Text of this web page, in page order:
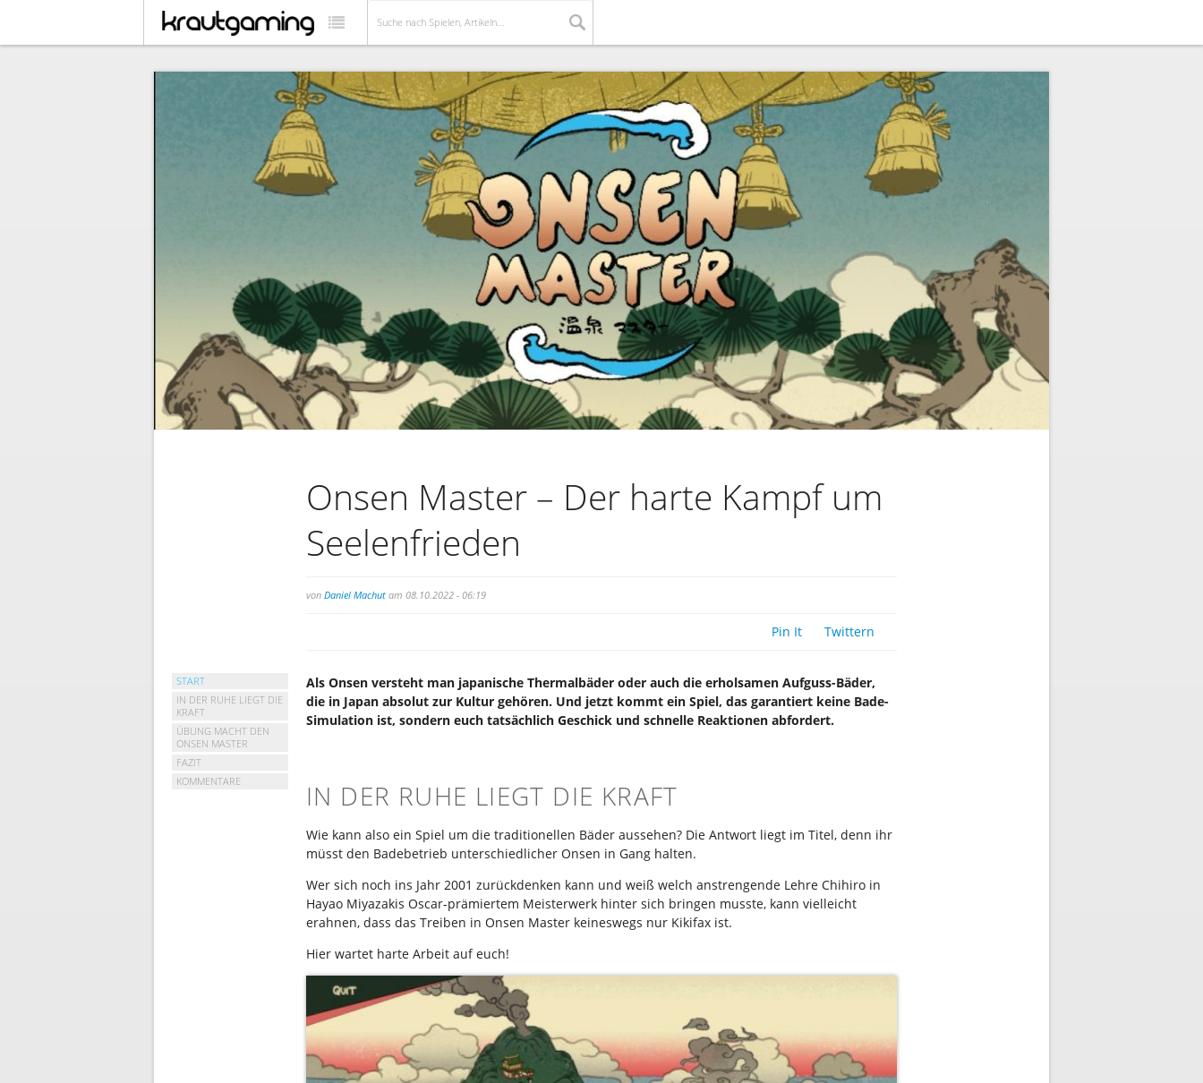
Onsen Master – Der harte Kampf um
Seelenfrieden
von Daniel Machut am 08.10.2022 - 06:19
Twittern
Pin It
START
IN DER RUHE LIEGT DIE
KRAFT
ÜBUNG MACHT DEN
ONSEN MASTER
FAZIT
KOMMENTARE
Als Onsen versteht man japanische Thermalbäder oder auch die erholsamen Aufguss-Bäder,
die in Japan absolut zur Kultur gehören. Und jetzt kommt ein Spiel, das garantiert keine Bade-
Simulation ist, sondern euch tatsächlich Geschick und schnelle Reaktionen abfordert.
IN DER RUHE LIEGT DIE KRAFT
Wie kann also ein Spiel um die traditionellen Bäder aussehen? Die Antwort liegt im Titel, denn ihr
müsst den Badebetrieb unterschiedlicher Onsen in Gang halten.
Wer sich noch ins Jahr 2001 zurückdenken kann und weiß welch anstrengende Lehre Chihiro in
Hayao Miyazakis Oscar-prämiertem Meisterwerk hinter sich bringen musste, kann vielleicht
erahnen, dass das Treiben in Onsen Master keineswegs nur Kikifax ist.
Hier wartet harte Arbeit auf euch!